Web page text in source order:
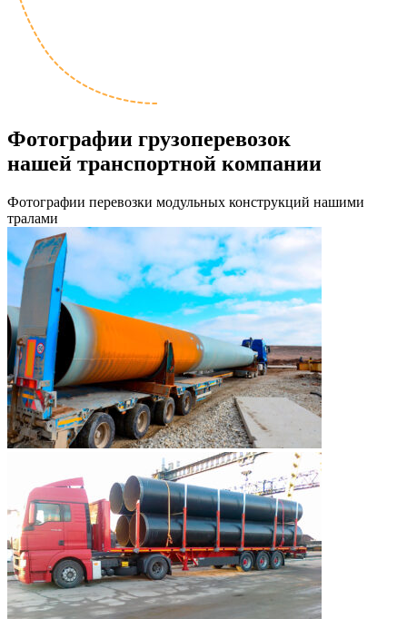
Фотографии грузоперевозок
нашей транспортной компании
Фотографии перевозки модульных конструкций нашими
тралами